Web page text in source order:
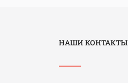
НАШИ КОНТАКТЫ